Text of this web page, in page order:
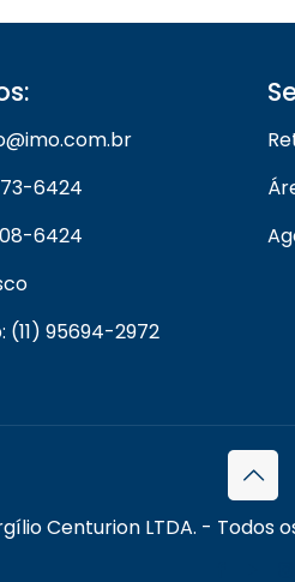
6424
6424
(11) 95694-2972
Centurion LTDA. -